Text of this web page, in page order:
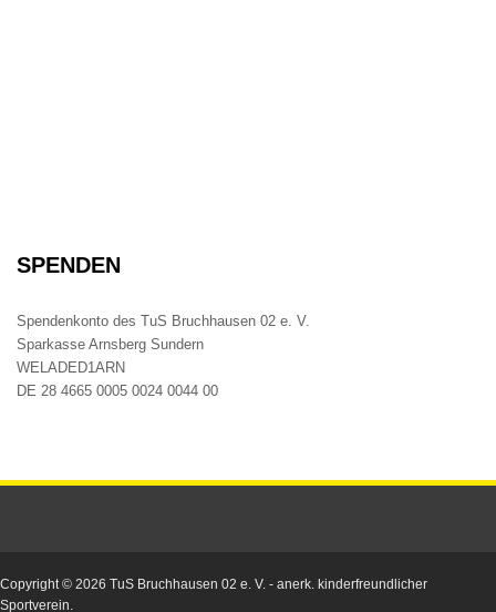
SPENDEN
Spendenkonto des TuS Bruchhausen 02 e. V.
Sparkasse Arnsberg Sundern
WELADED1ARN
DE 28 4665 0005 0024 0044 00
Copyright © 2026 TuS Bruchhausen 02 e. V. - anerk. kinderfreundlicher
Sportverein.